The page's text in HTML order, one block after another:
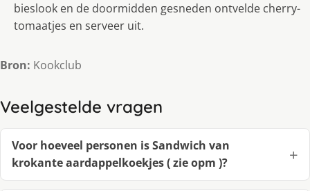
bieslook en de doormidden gesneden ontvelde cherry-
tomaatjes en serveer uit.
Bron: Kookclub
Veelgestelde vragen
Voor hoeveel personen is Sandwich van
krokante aardappelkoekjes ( zie opm )?